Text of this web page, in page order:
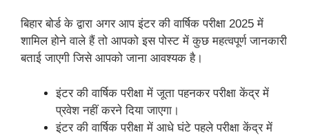
बिहार बोर्ड के द्वारा अगर आप इंटर की वार्षिक परीक्षा 2025 में
शामिल होने वाले हैं तो आपको इस पोस्ट में कुछ महत्वपूर्ण जानकारी
बताई जाएगी जिसे आपको जाना आवश्यक है।
इंटर की वार्षिक परीक्षा में जूता पहनकर परीक्षा केंद्र में
प्रवेश नहीं करने दिया जाएगा।
इंटर की वार्षिक परीक्षा में आधे घंटे पहले परीक्षा केंद्र में